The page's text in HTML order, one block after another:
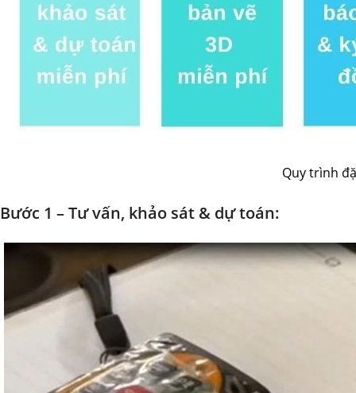
Quy trình
Bước 1 – Tư vấn, khảo sát & dự toán: